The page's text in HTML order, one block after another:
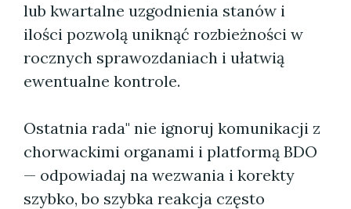
lub kwartalne uzgodnienia stanów i
ilości pozwolą uniknąć rozbieżności w
rocznych sprawozdaniach i ułatwią
ewentualne kontrole.
Ostatnia rada" nie ignoruj komunikacji z
chorwackimi organami i platformą BDO
— odpowiadaj na wezwania i korekty
szybko, bo szybka reakcja często